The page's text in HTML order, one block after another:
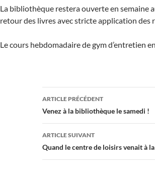
La bibliothèque restera ouverte en semaine
retour des livres avec stricte application des
Le cours hebdomadaire de gym d’entretien
Navigation
des
articles
ARTICLE PRÉCÉDENT
Venez à la bibliothèque le samedi !
ARTICLE SUIVANT
Quand le centre de loisirs venait à